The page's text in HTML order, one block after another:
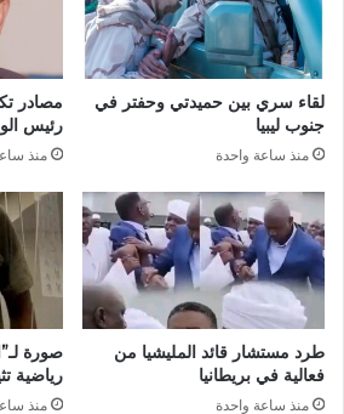
لقاء سري بين حميدتي وحفتر في
جنوب ليبيا
منذ ساعة واحدة
مصادر
رئيس
منذ
طرد مستشار قائد المليشيا من
فعالية في بريطانيا
منذ ساعة واحدة
صورة
رياضية
منذ